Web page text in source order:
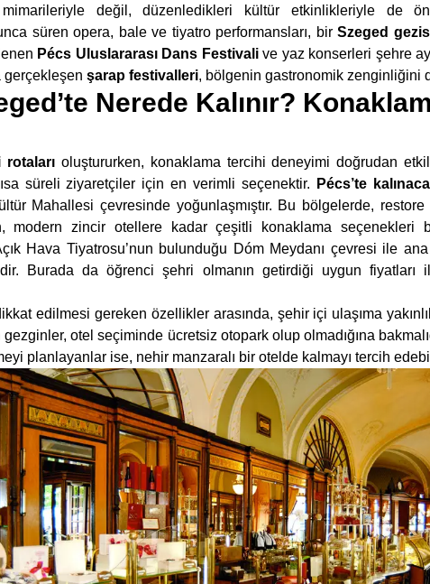
değil, düzenledikleri kültür etkinlikleriyle de
süren opera, bale ve tiyatro performansları, birSzeged
Pécs Uluslararası Dans Festivalive yaz konserleri şehre
gerçekleşen şarap festivalleri, bölgenin gastronomik zenginliğini
Nerede Kalınır?
oluştururken, konaklama tercihi deneyimi doğrudan
süreli ziyaretçiler için en verimli seçenektir.
Pécs’te
Mahallesi çevresinde yoğunlaşmıştır. Bu bölgelerde,
modern zincir otellere kadar çeşitli konaklama seçenekleri
Hava Tiyatrosu’nun bulunduğu Dóm Meydanı çevresi ile
Burada da öğrenci şehri olmanın getirdiği uygun fiyatları
edilmesi gereken özellikler arasında, şehir içi ulaşıma
otel seçiminde ücretsiz otopark olup olmadığına
planlayanlar ise, nehir manzaralı bir otelde kalmayı tercih